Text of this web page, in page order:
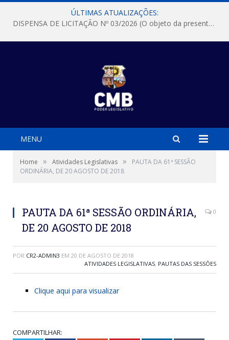
ÚLTIMAS ATUALIZAÇÕES:
DISPENSA DE LICITAÇÃO Nº 03/2026 (O objeto da presente dispensa é a escolha da proposta mais vantajosa para a aquisição, de aparelhos de ar condicionado, tipo Split, com material de instalação e fogão industrial, conforme condições, quantidades e exigências estabelecidas no termo de referencia e neste aviso de contratação direta e seus anexos)
MENU
Home » Atividades Legislativas »
PAUTA DA 61ª SESSÃO
ORDINÁRIA, DE 20 AGOSTO DE 2018
PAUTA DA 61ª SESSÃO ORDINÁRIA,
DE 20 AGOSTO DE 2018
0
POR CR2-ADMIN3 EM 20 DE AGOSTO DE 2018
ATIVIDADES LEGISLATIVAS, PAUTAS DAS SESSÕES
Clique aqui para visualizar
COMPARTILHAR: